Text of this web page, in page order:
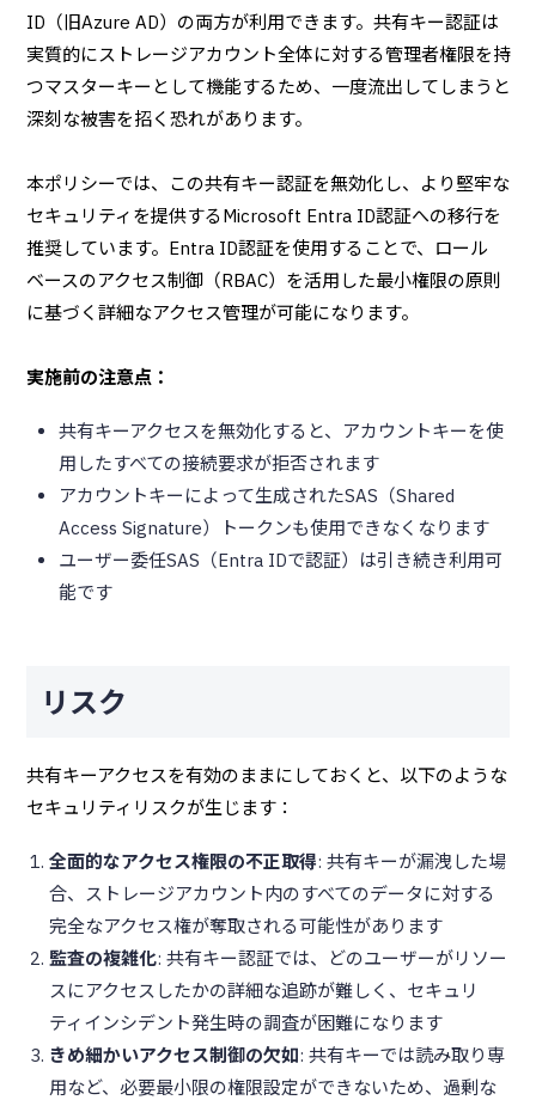
ID（旧Azure AD）の両方が利用できます。共有キー認証は
実質的にストレージアカウント全体に対する管理者権限を持
つマスターキーとして機能するため、一度流出してしまうと
深刻な被害を招く恐れがあります。
本ポリシーでは、この共有キー認証を無効化し、より堅牢な
セキュリティを提供するMicrosoft Entra ID認証への移行を
推奨しています。Entra ID認証を使用することで、ロール
ベースのアクセス制御（RBAC）を活用した最小権限の原則
に基づく詳細なアクセス管理が可能になります。
実施前の注意点：
共有キーアクセスを無効化すると、アカウントキーを使
用したすべての接続要求が拒否されます
アカウントキーによって生成されたSAS（Shared
Access Signature）トークンも使用できなくなります
ユーザー委任SAS（Entra IDで認証）は引き続き利用可
能です
リスク
共有キーアクセスを有効のままにしておくと、以下のような
セキュリティリスクが生じます：
全面的なアクセス権限の不正取得: 共有キーが漏洩した場
合、ストレージアカウント内のすべてのデータに対する
完全なアクセス権が奪取される可能性があります
監査の複雑化: 共有キー認証では、どのユーザーがリソー
スにアクセスしたかの詳細な追跡が難しく、セキュリ
ティインシデント発生時の調査が困難になります
きめ細かいアクセス制御の欠如: 共有キーでは読み取り専
用など、必要最小限の権限設定ができないため、過剰な